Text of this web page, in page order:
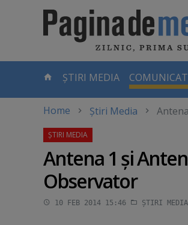
CURENTĂ
ȘTIRI MEDIA
Home Știri Media
Antena 1 şi
Observator
10 FEB 2014 15:46 ȘTIRI MEDIA